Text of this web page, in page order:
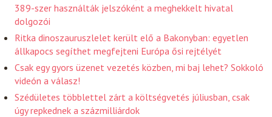
389-szer használták jelszóként a meghekkelt hivatal
dolgozói
Ritka dinoszauruszlelet került elő a Bakonyban: egyetlen
állkapocs segíthet megfejteni Európa ősi rejtélyét
Csak egy gyors üzenet vezetés közben, mi baj lehet? Sokkoló
videón a válasz!
Szédületes többlettel zárt a költségvetés júliusban, csak
úgy repkednek a százmilliárdok